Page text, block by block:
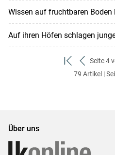
Wissen auf fruchtbaren Boden
Auf ihren Höfen schlagen
zum
ersten
zurück
zum
Seite 4
79 Artikel |
Über uns